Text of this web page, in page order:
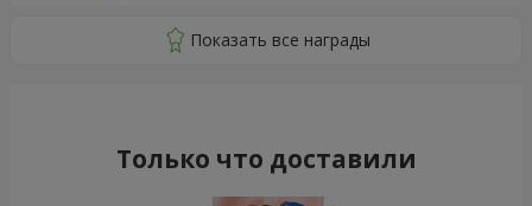
Только что доставили